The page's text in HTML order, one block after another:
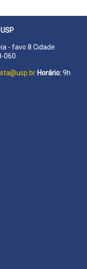
- favo 8 Cidade
060
Horário:9h